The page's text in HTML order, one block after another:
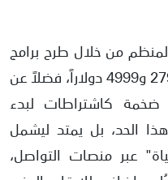
من خلال طرح برامج
تدريبية بمبالغ فلكية تتراوح بين 279 و4999 دولاراً، فضلاً عن
ضخمة كاشتراطات لبدء
الحد، بل يمتد ليشمل
عبر منصات التواصل،